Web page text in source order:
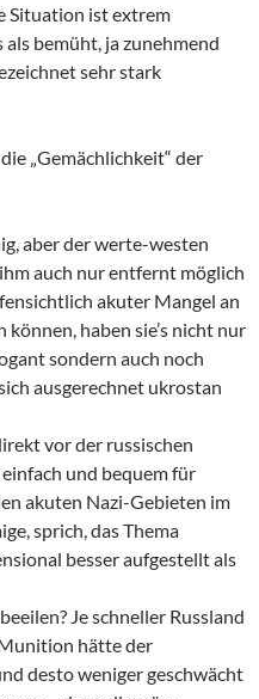
Situation ist extrem
bemüht, ja zunehmend
sehr stark
„Gemächlichkeit“ der
aber der werte-westen
auch nur entfernt möglich
akuter Mangel an
haben sie’s nicht nur
sondern auch noch
ausgerechnet ukrostan
vor der russischen
und bequem für
akuten Nazi-Gebieten im
sprich, das Thema
besser aufgestellt als
Je schneller Russland
hätte der
desto weniger geschwächt